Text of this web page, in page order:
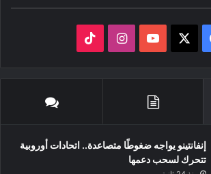
فيسبوك ‫YouTubeانستقرام
إنفانتينو يواجه ضغوطًا متصاعدة.. اتحادات أوروبية
تتحرك لسحب دعمها